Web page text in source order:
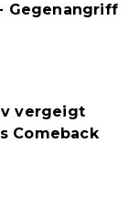
Gegenangriff
vergeigt
Comeback